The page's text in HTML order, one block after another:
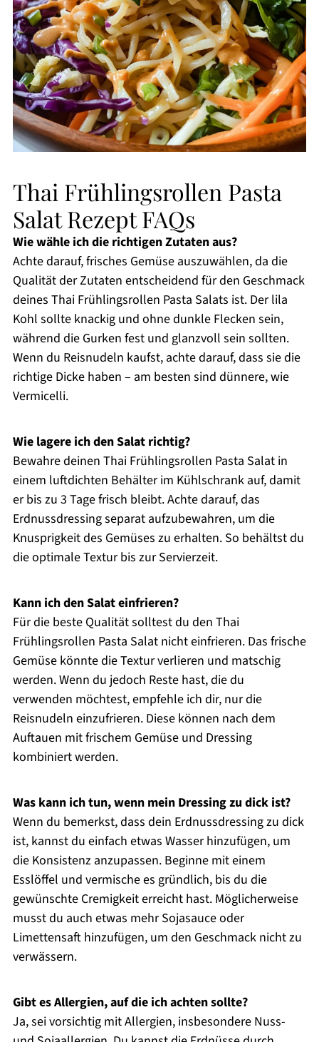
Thai Frühlingsrollen Pasta
Salat Rezept FAQs
Wie wähle ich die richtigen Zutaten aus?
Achte darauf, frisches Gemüse auszuwählen, da die
Qualität der Zutaten entscheidend für den Geschmack
deines Thai Frühlingsrollen Pasta Salats ist. Der lila
Kohl sollte knackig und ohne dunkle Flecken sein,
während die Gurken fest und glanzvoll sein sollten.
Wenn du Reisnudeln kaufst, achte darauf, dass sie die
richtige Dicke haben – am besten sind dünnere, wie
Vermicelli.
Wie lagere ich den Salat richtig?
Bewahre deinen Thai Frühlingsrollen Pasta Salat in
einem luftdichten Behälter im Kühlschrank auf, damit
er bis zu 3 Tage frisch bleibt. Achte darauf, das
Erdnussdressing separat aufzubewahren, um die
Knusprigkeit des Gemüses zu erhalten. So behältst du
die optimale Textur bis zur Servierzeit.
Kann ich den Salat einfrieren?
Für die beste Qualität solltest du den Thai
Frühlingsrollen Pasta Salat nicht einfrieren. Das frische
Gemüse könnte die Textur verlieren und matschig
werden. Wenn du jedoch Reste hast, die du
verwenden möchtest, empfehle ich dir, nur die
Reisnudeln einzufrieren. Diese können nach dem
Auftauen mit frischem Gemüse und Dressing
kombiniert werden.
Was kann ich tun, wenn mein Dressing zu dick ist?
Wenn du bemerkst, dass dein Erdnussdressing zu dick
ist, kannst du einfach etwas Wasser hinzufügen, um
die Konsistenz anzupassen. Beginne mit einem
Esslöffel und vermische es gründlich, bis du die
gewünschte Cremigkeit erreicht hast. Möglicherweise
musst du auch etwas mehr Sojasauce oder
Limettensaft hinzufügen, um den Geschmack nicht zu
verwässern.
Gibt es Allergien, auf die ich achten sollte?
Ja, sei vorsichtig mit Allergien, insbesondere Nuss-